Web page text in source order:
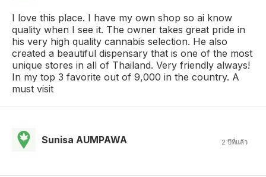
I love this place. I have my own shop so ai know
quality when I see it. The owner takes great pride in
his very high quality cannabis selection. He also
created a beautiful dispensary that is one of the most
unique stores in all of Thailand. Very friendly always!
In my top 3 favorite out of 9,000 in the country. A
must visit
Sunisa AUMPAWA 2 ปีที่แล้ว